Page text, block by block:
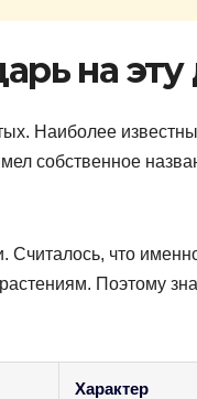
на эту
Наиболее
собственное
что
Поэтому
Характер